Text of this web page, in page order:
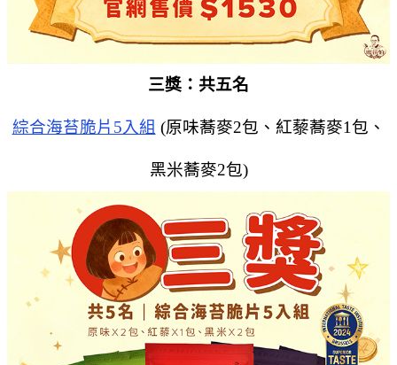
三獎：共五名
綜合海苔脆片5入組 (原味蕎麥2包、紅藜蕎麥1包、
黑米蕎麥2包)